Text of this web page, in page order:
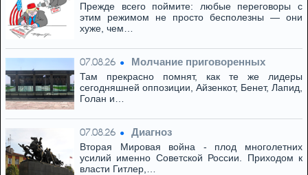
Прежде всего поймите: любые переговоры с
этим режимом не просто бесполезны — они
хуже, чем…
07.08.26 Молчание приговоренных
Там прекрасно помнят, как те же лидеры
сегодняшней оппозиции, Айзенкот, Бенет, Лапид,
Голан и…
07.08.26 Диагноз
Вторая Мировая война - плод многолетних
усилий именно Советской России. Приходом к
власти Гитлер,…